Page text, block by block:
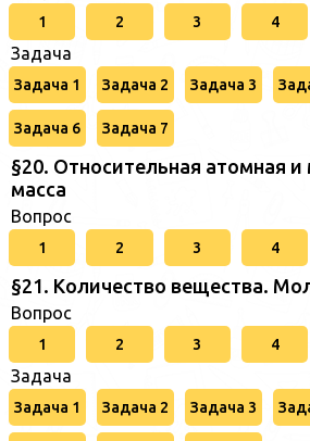
1 2 3 4
Задача
Задача 1 Задача 2 Задача 3
Задача 6 Задача 7
§20. Относительная атомная и
масса
Вопрос
1 2 3 4
§21. Количество вещества.
Вопрос
1 2 3 4
Задача
Задача 1 Задача 2 Задача 3